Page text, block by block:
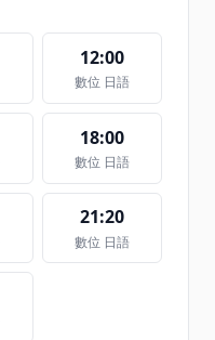
12:00
數位 日語
18:00
數位 日語
21:20
數位 日語